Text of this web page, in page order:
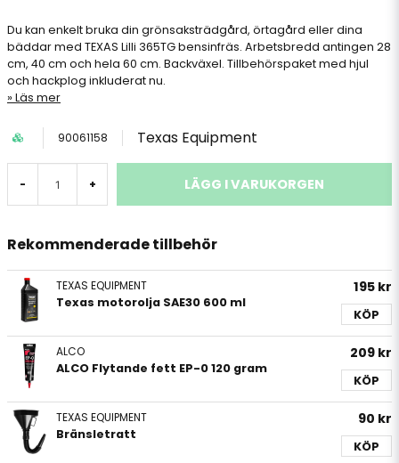
Du kan enkelt bruka din grönsaksträdgård, örtagård eller dina
bäddar med TEXAS Lilli 365TG bensinfräs. Arbetsbredd antingen 28
cm, 40 cm och hela 60 cm. Backväxel. Tillbehörspaket med hjul
och hackplog inkluderat nu.
Läs mer
90061158 Texas Equipment
- + LÄGG I VARUKORGEN
Rekommenderade tillbehör
TEXAS EQUIPMENT
Texas motorolja SAE30 600 ml
195 kr
KÖP
ALCO
ALCO Flytande fett EP-0 120 gram
209 kr
KÖP
TEXAS EQUIPMENT
Bränsletratt
90 kr
KÖP